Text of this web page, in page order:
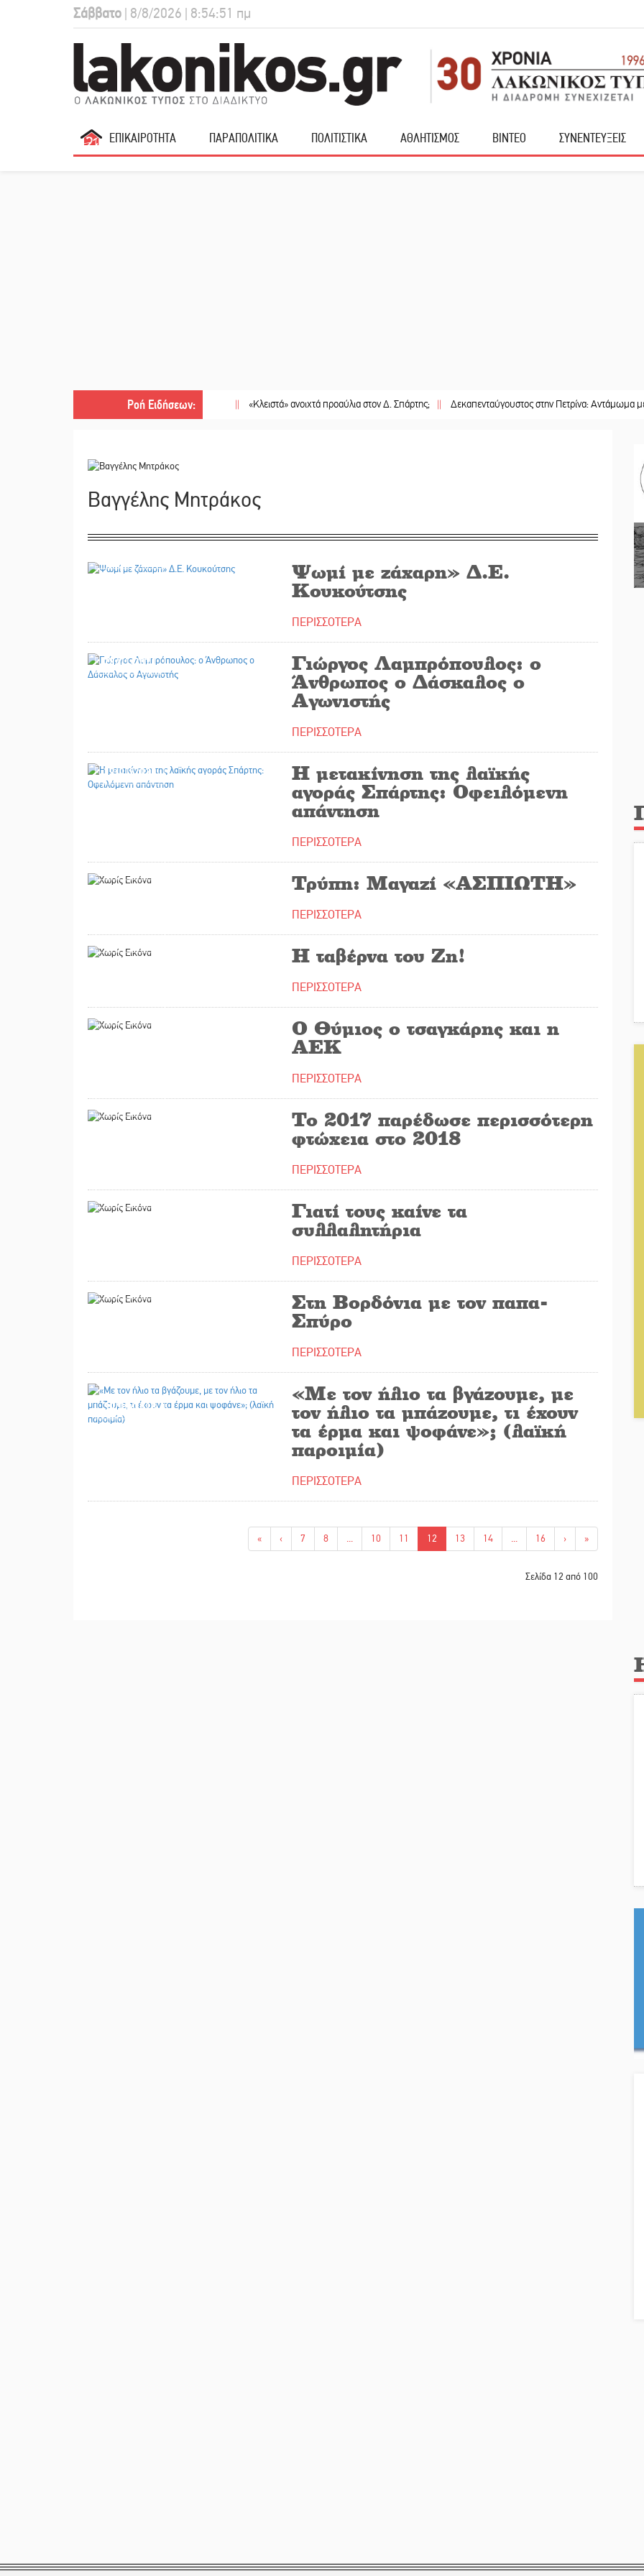
Σάββατο | 8/8/2026 | 8:54:52 πμ
ΕΠΙΚΑΙΡΟΤΗΤΑ ΠΑΡΑΠΟΛΙΤΙΚΑ ΠΟΛΙΤΙΣΤΙΚΑ ΑΘΛΗΤΙΣΜΟΣ ΒΙΝΤΕΟ ΣΥΝΕΝΤΕΥΞΕΙΣ
Ροή Ειδήσεων:|| «Κλειστά» ανοιχτά προαύλια στον Δ. Σπάρτης; || Δεκαπενταύγουστος στην Πετρίνα: Αντάμωμα με
Βαγγέλης Μητράκος
Ψωμί με ζάχαρη» Δ.Ε.
Κουκούτσης
ΠΕΡΙΣΣΟΤΕΡΑ
28/01/2021
Γιώργος Λαμπρόπουλος: o
Άνθρωπος ο Δάσκαλος ο
Αγωνιστής
ΠΕΡΙΣΣΟΤΕΡΑ
29/01/2020
Η μετακίνηση της λαϊκής
αγοράς Σπάρτης: Οφειλόμενη
απάντηση
ΠΕΡΙΣΣΟΤΕΡΑ
Τρύπη: Μαγαζί «ΑΣΠΙΩΤΗ»
ΠΕΡΙΣΣΟΤΕΡΑ
Η ταβέρνα του Ζη!
ΠΕΡΙΣΣΟΤΕΡΑ
Ο Θύμιος ο τσαγκάρης και η
ΑΕΚ
ΠΕΡΙΣΣΟΤΕΡΑ
Το 2017 παρέδωσε περισσότερη
φτώχεια στο 2018
ΠΕΡΙΣΣΟΤΕΡΑ
Γιατί τους καίνε τα
συλλαλητήρια
ΠΕΡΙΣΣΟΤΕΡΑ
Στη Βορδόνια με τον παπα-
Σπύρο
ΠΕΡΙΣΣΟΤΕΡΑ
30/01/2018
«Με τον ήλιο τα βγάζουμε, με
τον ήλιο τα μπάζουμε, τι έχουν
τα έρμα και ψοφάνε»; (λαϊκή
παροιμία)
ΠΕΡΙΣΣΟΤΕΡΑ
« ‹ 7 8 ... 10 11 12 13 14 ... 16 › »
Σελίδα 12 από 100